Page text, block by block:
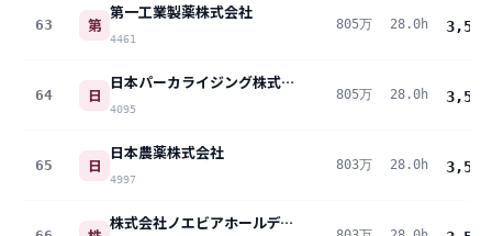
63 第
第一工業製薬株式会社
4461
805万 28.0h 3,570
64 日
日本パーカライジング株式会社
4095
805万 28.0h 3,568
65 日
日本農薬株式会社
4997
803万 28.0h 3,560
株式会社ノエビアホールディングス